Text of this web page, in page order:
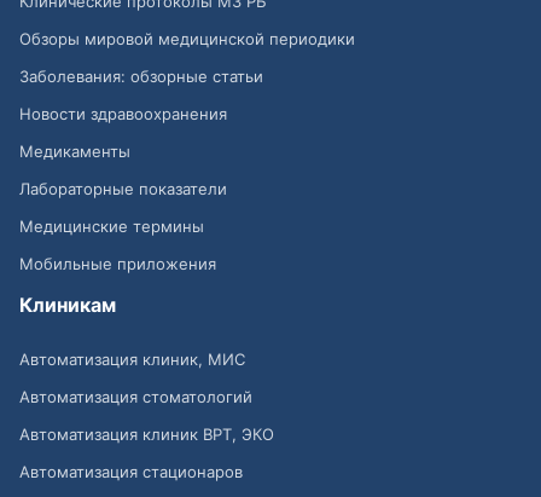
Обзоры мировой медицинской периодики
Заболевания: обзорные статьи
Новости здравоохранения
Медикаменты
Лабораторные показатели
Медицинские термины
Мобильные приложения
Клиникам
Автоматизация клиник, МИС
Автоматизация стоматологий
Автоматизация клиник ВРТ, ЭКО
Автоматизация стационаров